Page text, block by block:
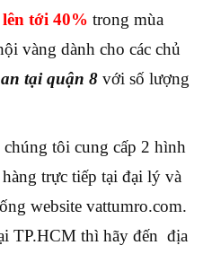
lên tới 40% trong mùa
vàng dành cho các chủ
tại quận 8 với số lượng
tôi cung cấp 2 hình
trực tiếp tại đại lý và
website vattumro.com.
TP.HCM thì hãy đến địa